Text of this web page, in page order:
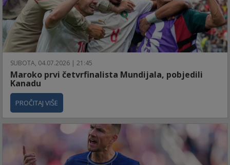
SUBOTA, 04.07.2026 | 21:45
Maroko prvi četvrfinalista Mundijala, pobjedili
Kanadu
PROČITAJ VIŠE